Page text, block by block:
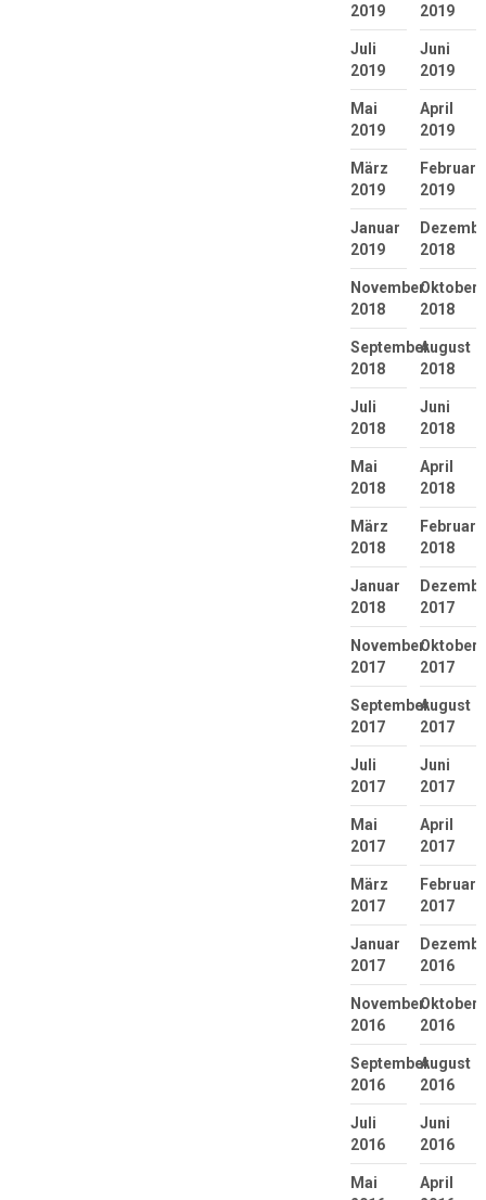
2019
2019
Juli
2019
Juni
2019
Mai
2019
April
2019
März
2019
Februar
2019
Januar
2019
2018
November
2018
Oktober
2018
September
2018
August
2018
Juli
2018
Juni
2018
Mai
2018
April
2018
März
2018
Februar
2018
Januar
2018
2017
November
2017
Oktober
2017
September
2017
August
2017
Juli
2017
Juni
2017
Mai
2017
April
2017
März
2017
Februar
2017
Januar
2017
2016
November
2016
Oktober
2016
September
2016
August
2016
Juli
2016
Juni
2016
Mai
April